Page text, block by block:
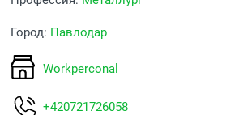
Город: Павлодар
Workperconal
+420721726058